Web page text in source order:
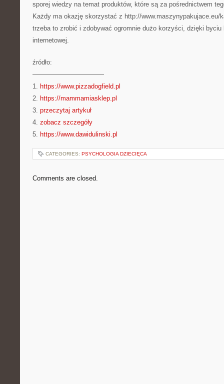
sporej wiedzy na temat produktów, które są za pośrednictwem
Każdy ma okazję skorzystać z http://www.maszynypakujace.eu/
trzeba to zrobić i zdobywać ogromnie dużo korzyści, dzięki
internetowej.
źródło:
———————————
1. https://www.pizzadogfield.pl
2. https://mammamiasklep.pl
3. przeczytaj artykuł
4. zobacz szczegóły
5. https://www.dawidulinski.pl
CATEGORIES: PSYCHOLOGIA DZIECIĘCA
Comments are closed.